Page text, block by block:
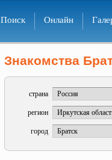
Поиск Онлайн
Знакомства
страна
регион
город